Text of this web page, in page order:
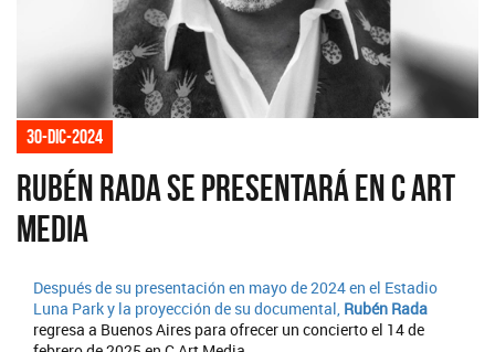
30-dic-2024
Rubén Rada se presentará en C Art
Media
Después de su presentación en mayo de 2024 en el Estadio
Luna Park y la proyección de su documental, Rubén Rada
regresa a Buenos Aires para ofrecer un concierto el 14 de